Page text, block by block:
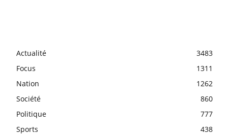
Actualité
3483
Focus
1311
Nation
1262
Société
860
Politique
777
Sports
438